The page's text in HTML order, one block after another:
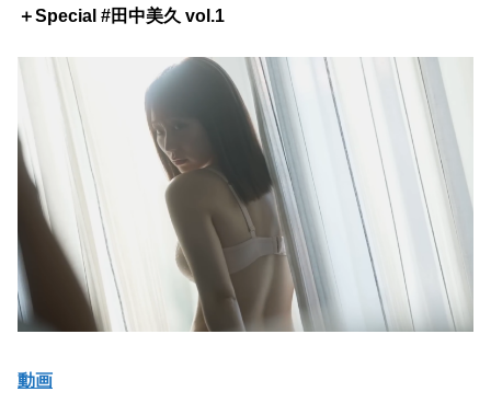
＋Special #田中美久 vol.1
動画